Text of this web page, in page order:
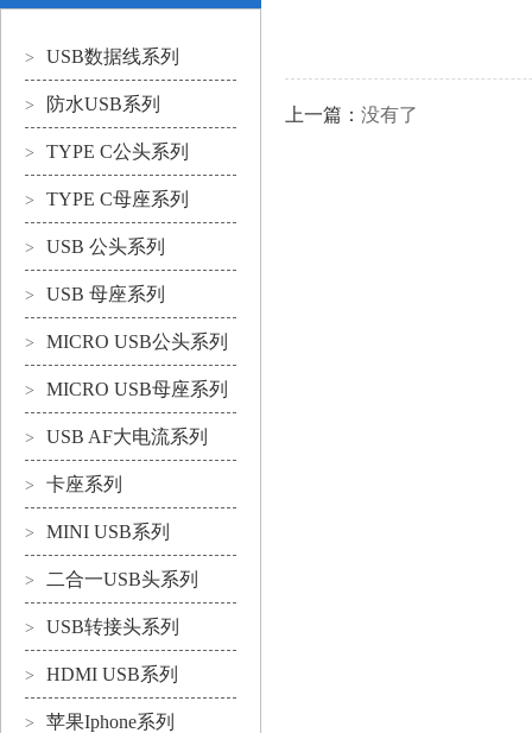
> USB数据线系列
> 防水USB系列
> TYPE C公头系列
> TYPE C母座系列
> USB 公头系列
> USB 母座系列
> MICRO USB公头系列
> MICRO USB母座系列
> USB AF大电流系列
> 卡座系列
> MINI USB系列
> 二合一USB头系列
> USB转接头系列
> HDMI USB系列
> 苹果Iphone系列
上一篇： 没有了